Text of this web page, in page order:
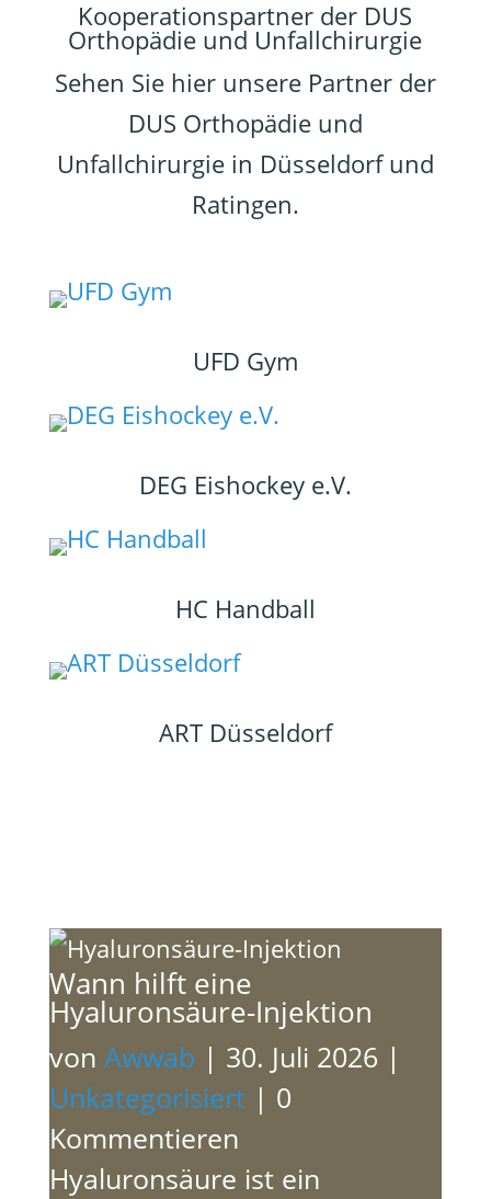
Kooperationspartner der DUS
Orthopädie und Unfallchirurgie
Sehen Sie hier unsere Partner der
DUS Orthopädie und
Unfallchirurgie in Düsseldorf und
Ratingen.
UFD Gym
DEG Eishockey e.V.
HC Handball
ART Düsseldorf
Wann hilft eine
Hyaluronsäure-Injektion
von Awwab | 30. Juli 2026 |
Unkategorisiert| 0
Kommentieren
Hyaluronsäure ist ein